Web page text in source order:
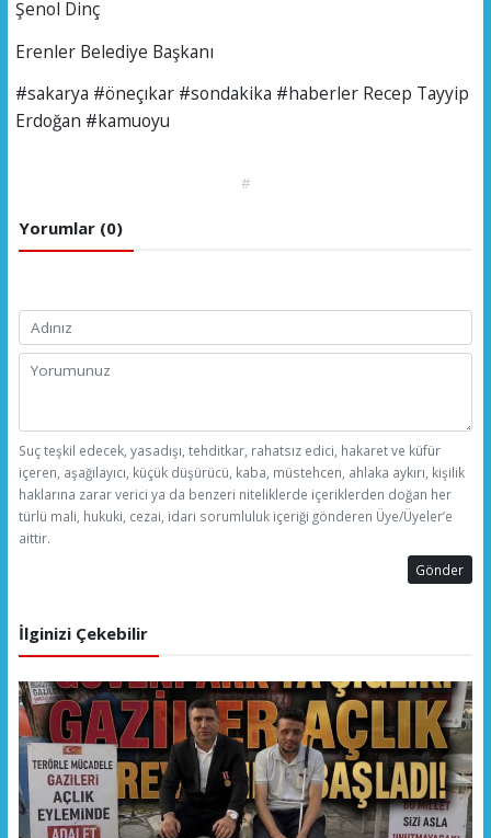
Şenol Dinç
Erenler Belediye Başkanı
#sakarya #öneçıkar #sondakika #haberler Recep Tayyip
Erdoğan #kamuoyu
#
Yorumlar (0)
Suç teşkil edecek, yasadışı, tehditkar, rahatsız edici, hakaret ve küfür
içeren, aşağılayıcı, küçük düşürücü, kaba, müstehcen, ahlaka aykırı, kişilik
haklarına zarar verici ya da benzeri niteliklerde içeriklerden doğan her
türlü mali, hukuki, cezai, idari sorumluluk içeriği gönderen Üye/Üyeler’e
aittir.
Gönder
İlginizi Çekebilir